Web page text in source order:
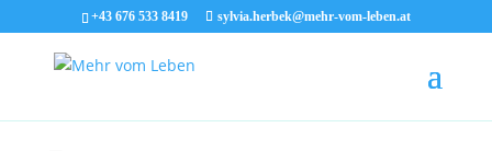
+43 676 533 8419 sylvia.herbek@mehr-vom-leben.at